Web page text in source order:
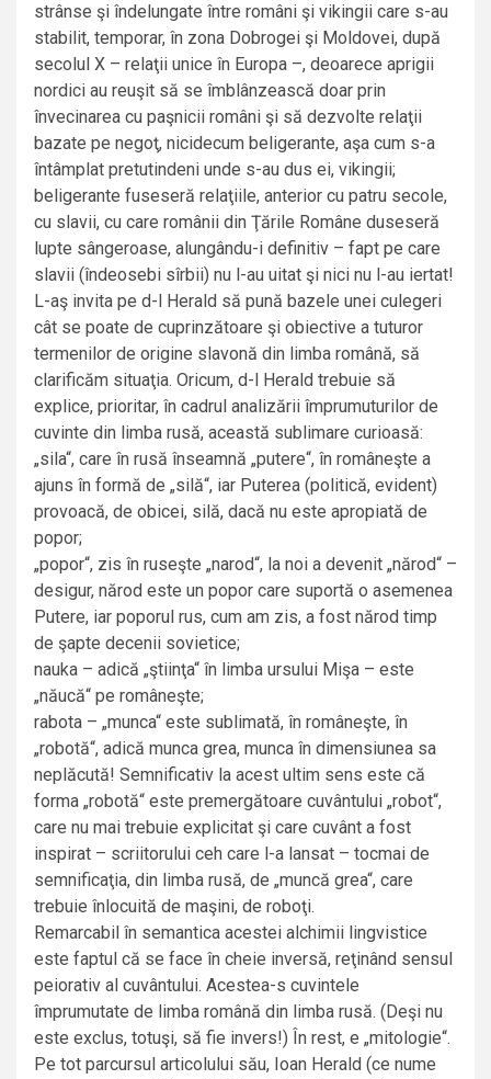
strânse şi îndelungate între români şi vikingii care s-au
stabilit, temporar, în zona Dobrogei şi Moldovei, după
secolul X – relaţii unice în Europa –, deoarece aprigii
nordici au reuşit să se îmblânzească doar prin
învecinarea cu paşnicii români şi să dezvolte relaţii
bazate pe negoţ, nicidecum beligerante, aşa cum s-a
întâmplat pretutindeni unde s-au dus ei, vikingii;
beligerante fuseseră relaţiile, anterior cu patru secole,
cu slavii, cu care românii din Ţările Române duseseră
lupte sângeroase, alungându-i definitiv – fapt pe care
slavii (îndeosebi sîrbii) nu l-au uitat şi nici nu l-au iertat!
L-aş invita pe d-l Herald să pună bazele unei culegeri
cât se poate de cuprinzătoare şi obiective a tuturor
termenilor de origine slavonă din limba română, să
clarificăm situaţia. Oricum, d-l Herald trebuie să
explice, prioritar, în cadrul analizării împrumuturilor de
cuvinte din limba rusă, această sublimare curioasă:
„sila“, care în rusă înseamnă „putere“, în româneşte a
ajuns în formă de „silă“, iar Puterea (politică, evident)
provoacă, de obicei, silă, dacă nu este apropiată de
popor;
„popor“, zis în ruseşte „narod“, la noi a devenit „nărod“ –
desigur, nărod este un popor care suportă o asemenea
Putere, iar poporul rus, cum am zis, a fost nărod timp
de şapte decenii sovietice;
nauka – adică „ştiinţa“ în limba ursului Mişa – este
„năucă“ pe româneşte;
rabota – „munca“ este sublimată, în româneşte, în
„robotă“, adică munca grea, munca în dimensiunea sa
neplăcută! Semnificativ la acest ultim sens este că
forma „robotă“ este premergătoare cuvântului „robot“,
care nu mai trebuie explicitat şi care cuvânt a fost
inspirat – scriitorului ceh care l-a lansat – tocmai de
semnificaţia, din limba rusă, de „muncă grea“, care
trebuie înlocuită de maşini, de roboţi.
Remarcabil în semantica acestei alchimii lingvistice
este faptul că se face în cheie inversă, reţinând sensul
peiorativ al cuvântului. Acestea-s cuvintele
împrumutate de limba română din limba rusă. (Deşi nu
este exclus, totuşi, să fie invers!) În rest, e „mitologie“.
Pe tot parcursul articolului său, Ioan Herald (ce nume